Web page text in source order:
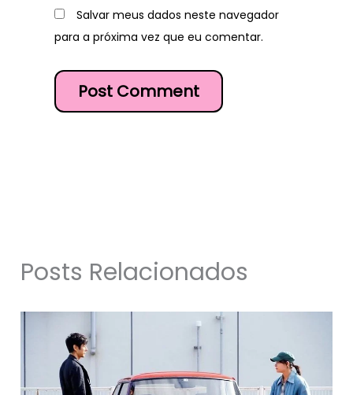
Salvar meus dados neste navegador
para a próxima vez que eu comentar.
Posts Relacionados